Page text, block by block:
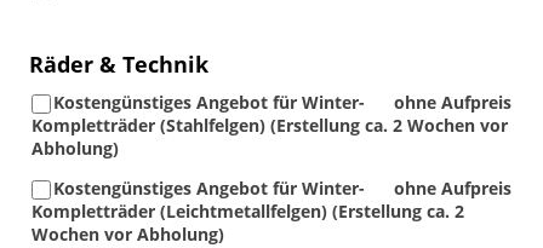
Räder & Technik
ohne Aufpreis
Kostengünstiges Angebot für Winter-
Kompletträder (Stahlfelgen) (Erstellung ca. 2 Wochen vor
Abholung)
ohne Aufpreis
Kostengünstiges Angebot für Winter-
Kompletträder (Leichtmetallfelgen) (Erstellung ca. 2
Wochen vor Abholung)